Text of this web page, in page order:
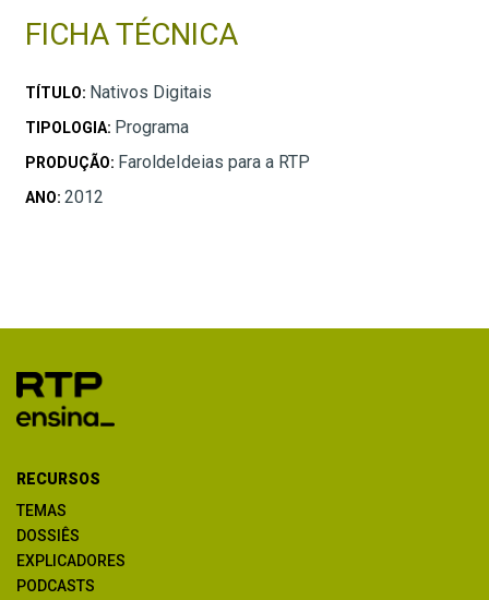
FICHA TÉCNICA
TÍTULO: Nativos Digitais
TIPOLOGIA: Programa
PRODUÇÃO: FaroldeIdeias para a RTP
ANO: 2012
RECURSOS
TEMAS
DOSSIÊS
EXPLICADORES
PODCASTS